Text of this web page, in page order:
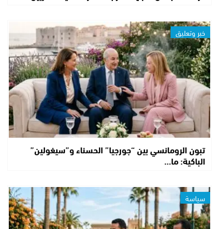
خبر وتعليق
تبون الرومانسي بين “جورجيا” الحسناء و”سيغولين”
الباكية: ما…
سياسة